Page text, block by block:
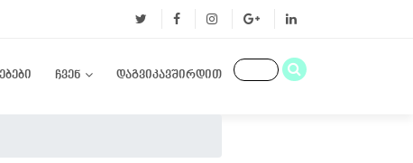
ჩვენ დაგვიკავშირდით